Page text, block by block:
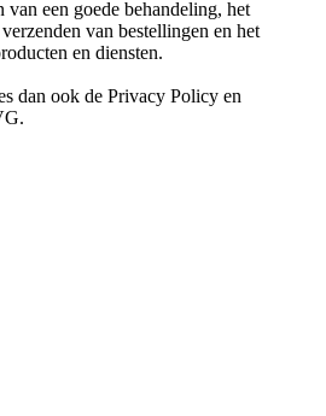
van een goede behandeling, het
van bestellingen en het
en diensten.
dan ook de Privacy Policy en